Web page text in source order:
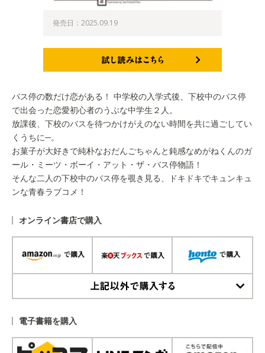
発売日：2025.09.19
バス停の数だけ恋がある！ 中学校の入学式後、下校中のバス停
で出会った恋愛初心者のうぶな中学生２人。
放課後、下校のバスを待つかけがえのない時間を共に過ごしてい
くうちに─。
お菓子が大好きで純朴なおだんごちゃんと鈍感なめがねくんのガ
ール・ミーツ・ボーイ・アット・ザ・バス停物語！
そんな二人の下校中のバス停を覗き見る、ドキドキでキュンキュ
ンな青春ラブコメ！
オンライン書店で購入
電子書籍を購入